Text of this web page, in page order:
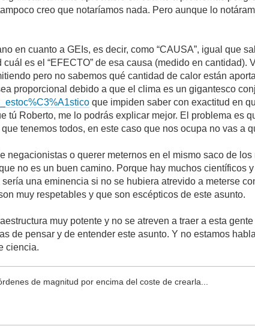
creo que notaríamos nada. Pero aunque lo
en cuanto a GEIs, es decir, como “CAUSA”, igual que
es el “EFECTO” de esa causa (medido en cantidad).
pero no sabemos qué cantidad de calor están
proporcional debido a que el clima es un gigantesco
que impiden saber con exactitud en
tú Roberto, me lo podrás explicar mejor. El problema es
tenemos todos, en este caso que nos ocupa no vas a
negacionistas o querer meternos en el mismo saco de los
no es un buen camino. Porque hay muchos científicos
una eminencia si no se hubiera atrevido a meterse
muy respetables y que son escépticos de este asunto.
muy potente y no se atreven a traer a esta
de pensar y de entender este asunto. Y no estamos
ciencia.
de magnitud por encima del coste de crearla...